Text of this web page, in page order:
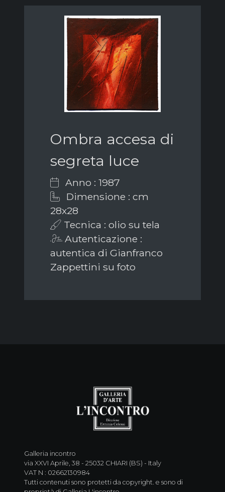
Ombra accesa di
segreta luce
Anno : 1987
Dimensione : cm
28x28
Tecnica : olio su tela
Autenticazione :
autentica di Gianfranco
Zappettini su foto
Galleria incontro
via XXVI Aprile, 38 - 25032 CHIARI (BS) - Italy
VAT N : 02662130984
Tutti contenuti sono protetti da copyright. e sono di